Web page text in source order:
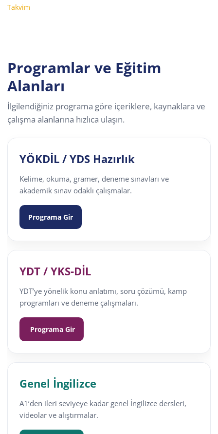
Takvim
Programlar ve Eğitim
Alanları
İlgilendiğiniz programa göre içeriklere, kaynaklara ve
çalışma alanlarına hızlıca ulaşın.
YÖKDİL / YDS Hazırlık
Kelime, okuma, gramer, deneme sınavları ve
akademik sınav odaklı çalışmalar.
Programa Gir
YDT / YKS-DİL
YDT’ye yönelik konu anlatımı, soru çözümü, kamp
programları ve deneme çalışmaları.
Programa Gir
Genel İngilizce
A1’den ileri seviyeye kadar genel İngilizce dersleri,
videolar ve alıştırmalar.